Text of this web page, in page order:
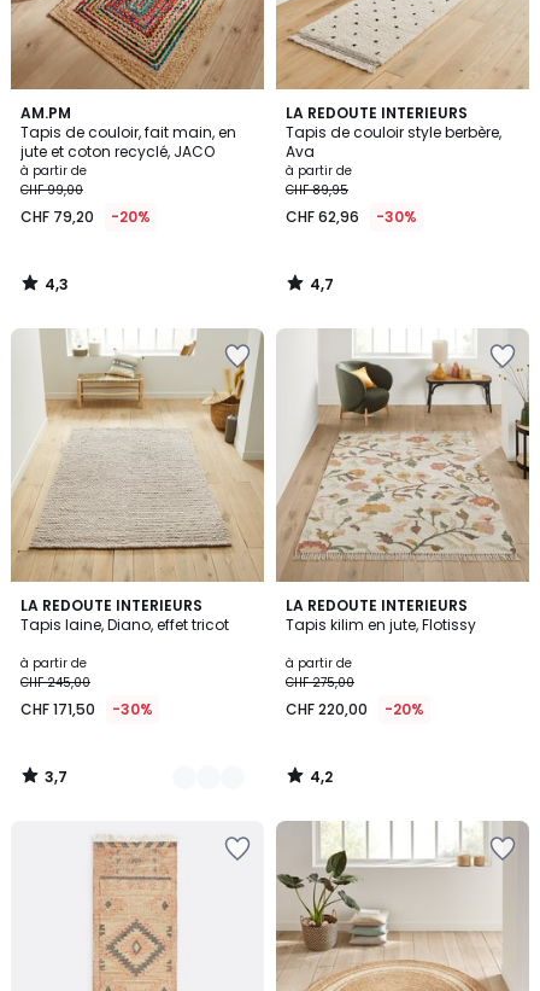
AM.PM
Tapis de couloir, fait main, en
jute et coton recyclé, JACO
à partir de
CHF 99,00
CHF 79,20 -20%
4,3
/ 5
4,3
/
LA REDOUTE INTERIEURS
Tapis de couloir style berbère,
Ava
à partir de
CHF 89,95
CHF 62,96 -30%
4,7
/ 5
4,7
/
LA REDOUTE INTERIEURS
Tapis laine, Diano, effet tricot
à partir de
CHF 245,00
CHF 171,50 -30%
3,7
/ 5
2
Couleurs
3,7
/
LA REDOUTE INTERIEURS
Tapis kilim en jute, Flotissy
à partir de
CHF 275,00
CHF 220,00 -20%
4,2
/ 5
4,2
/